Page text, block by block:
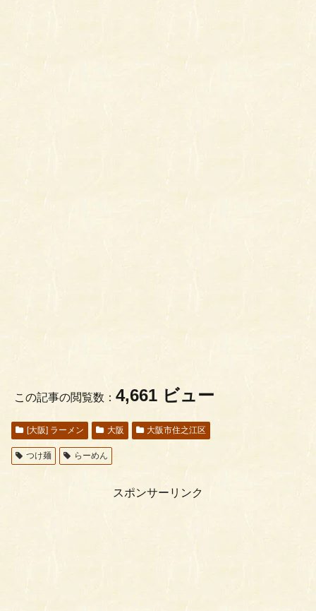
この記事の閲覧数： 4,661 ビュー
[大阪] ラーメン 大阪 大阪市住之江区
つけ麺 らーめん
スポンサーリンク